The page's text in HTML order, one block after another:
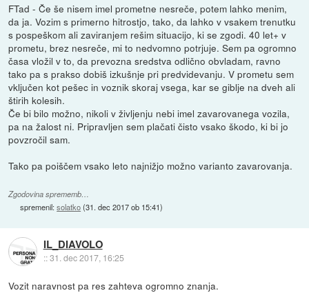
FTad - Če še nisem imel prometne nesreče, potem lahko menim,
da ja. Vozim s primerno hitrostjo, tako, da lahko v vsakem trenutku
s pospeškom ali zaviranjem rešim situacijo, ki se zgodi. 40 let+ v
prometu, brez nesreče, mi to nedvomno potrjuje. Sem pa ogromno
časa vložil v to, da prevozna sredstva odlično obvladam, ravno
tako pa s prakso dobiš izkušnje pri predvidevanju. V prometu sem
vključen kot pešec in voznik skoraj vsega, kar se giblje na dveh ali
štirih kolesih.
Če bi bilo možno, nikoli v življenju nebi imel zavarovanega vozila,
pa na žalost ni. Pripravljen sem plačati čisto vsako škodo, ki bi jo
povzročil sam.
Tako pa poiščem vsako leto najnižjo možno varianto zavarovanja.
Zgodovina sprememb…
spremenil:solatko(31. dec 2017 ob 15:41)
IL_DIAVOLO
::31. dec 2017, 16:25
Vozit naravnost pa res zahteva ogromno znanja.